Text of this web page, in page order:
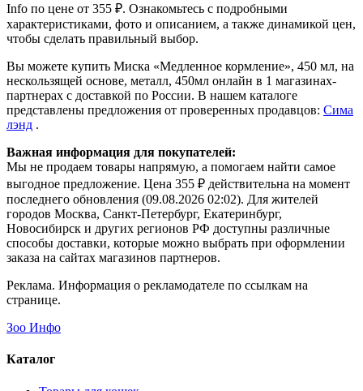
Info по цене от 355 ₽. Ознакомьтесь с подробными
характеристиками, фото и описанием, а также динамикой цен,
чтобы сделать правильный выбор.
Вы можете купить Миска «Медленное кормление», 450 мл, на
нескользящей основе, металл, 450мл онлайн в 1 магазинах-
партнерах с доставкой по России. В нашем каталоге
представлены предложения от проверенных продавцов: Сима
лэнд .
Важная информация для покупателей:
Мы не продаем товары напрямую, а помогаем найти самое
выгодное предложение. Цена 355 ₽ действительна на момент
последнего обновления (09.08.2026 02:02). Для жителей
городов Москва, Санкт-Петербург, Екатеринбург,
Новосибирск и других регионов РФ доступны различные
способы доставки, которые можно выбрать при оформлении
заказа на сайтах магазинов партнеров.
Реклама. Информация о рекламодателе по ссылкам на
странице.
Зоо Инфо
Каталог